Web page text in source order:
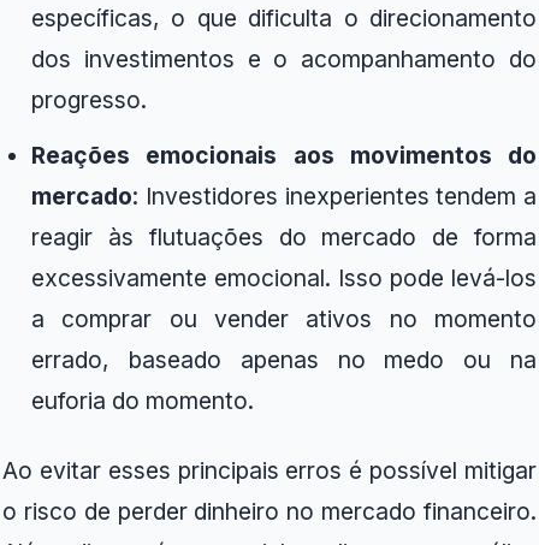
específicas, o que dificulta o direcionamento
dos investimentos e o acompanhamento do
progresso.
Reações emocionais aos movimentos do
mercado: Investidores inexperientes tendem a
reagir às flutuações do mercado de forma
excessivamente emocional. Isso pode levá-los
a comprar ou vender ativos no momento
errado, baseado apenas no medo ou na
euforia do momento.
Ao evitar esses principais erros é possível mitigar
o risco de perder dinheiro no mercado financeiro.